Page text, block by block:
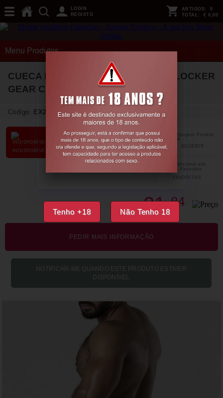
Tenho +18 Não Tenho 18
LOGIN
REGISTO
ARTIGOS: 0
TOTAL: € 0,00
Menu Produtos
CUECA BACKROOM BOTTOMLESS LOCKER
GEAR CAQUI
Código: EX23747
INDISPONÍVEL
SUGERIR
PARTILHAR
FAVORITOS
€21,84
PEDIR MAIS INFORMAÇÃO